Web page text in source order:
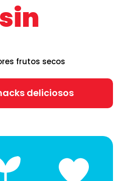
frutos secos
deliciosos